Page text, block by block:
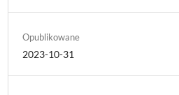
Opublikowane
2023-10-31